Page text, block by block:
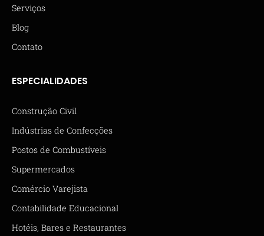
Serviços
Blog
Contato
ESPECIALIDADES
Construção Civil
Indústrias de Confecções
Postos de Combustíveis
Supermercados
Comércio Varejista
Contabilidade Educacional
Hotéis, Bares e Restaurantes